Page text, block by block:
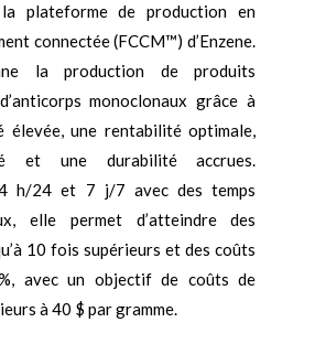
plateforme de production en
connectée (FCCM™) d’Enzene.
la production de produits
monoclonaux grâce à
élevée, une rentabilité optimale,
et une durabilité accrues.
h/24 et 7 j/7 avec des temps
elle permet d’atteindre des
10 fois supérieurs et des coûts
avec un objectif de coûts de
à 40 $ par gramme.